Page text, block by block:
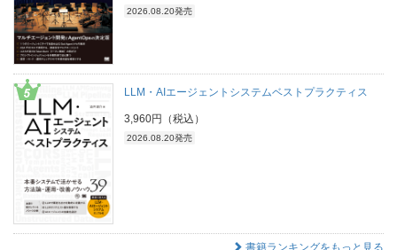
2026.08.20発売
LLM・AIエージェントシステムベストプラクティス
3,960円（税込）
2026.08.20発売
書籍ランキングをもっと見る